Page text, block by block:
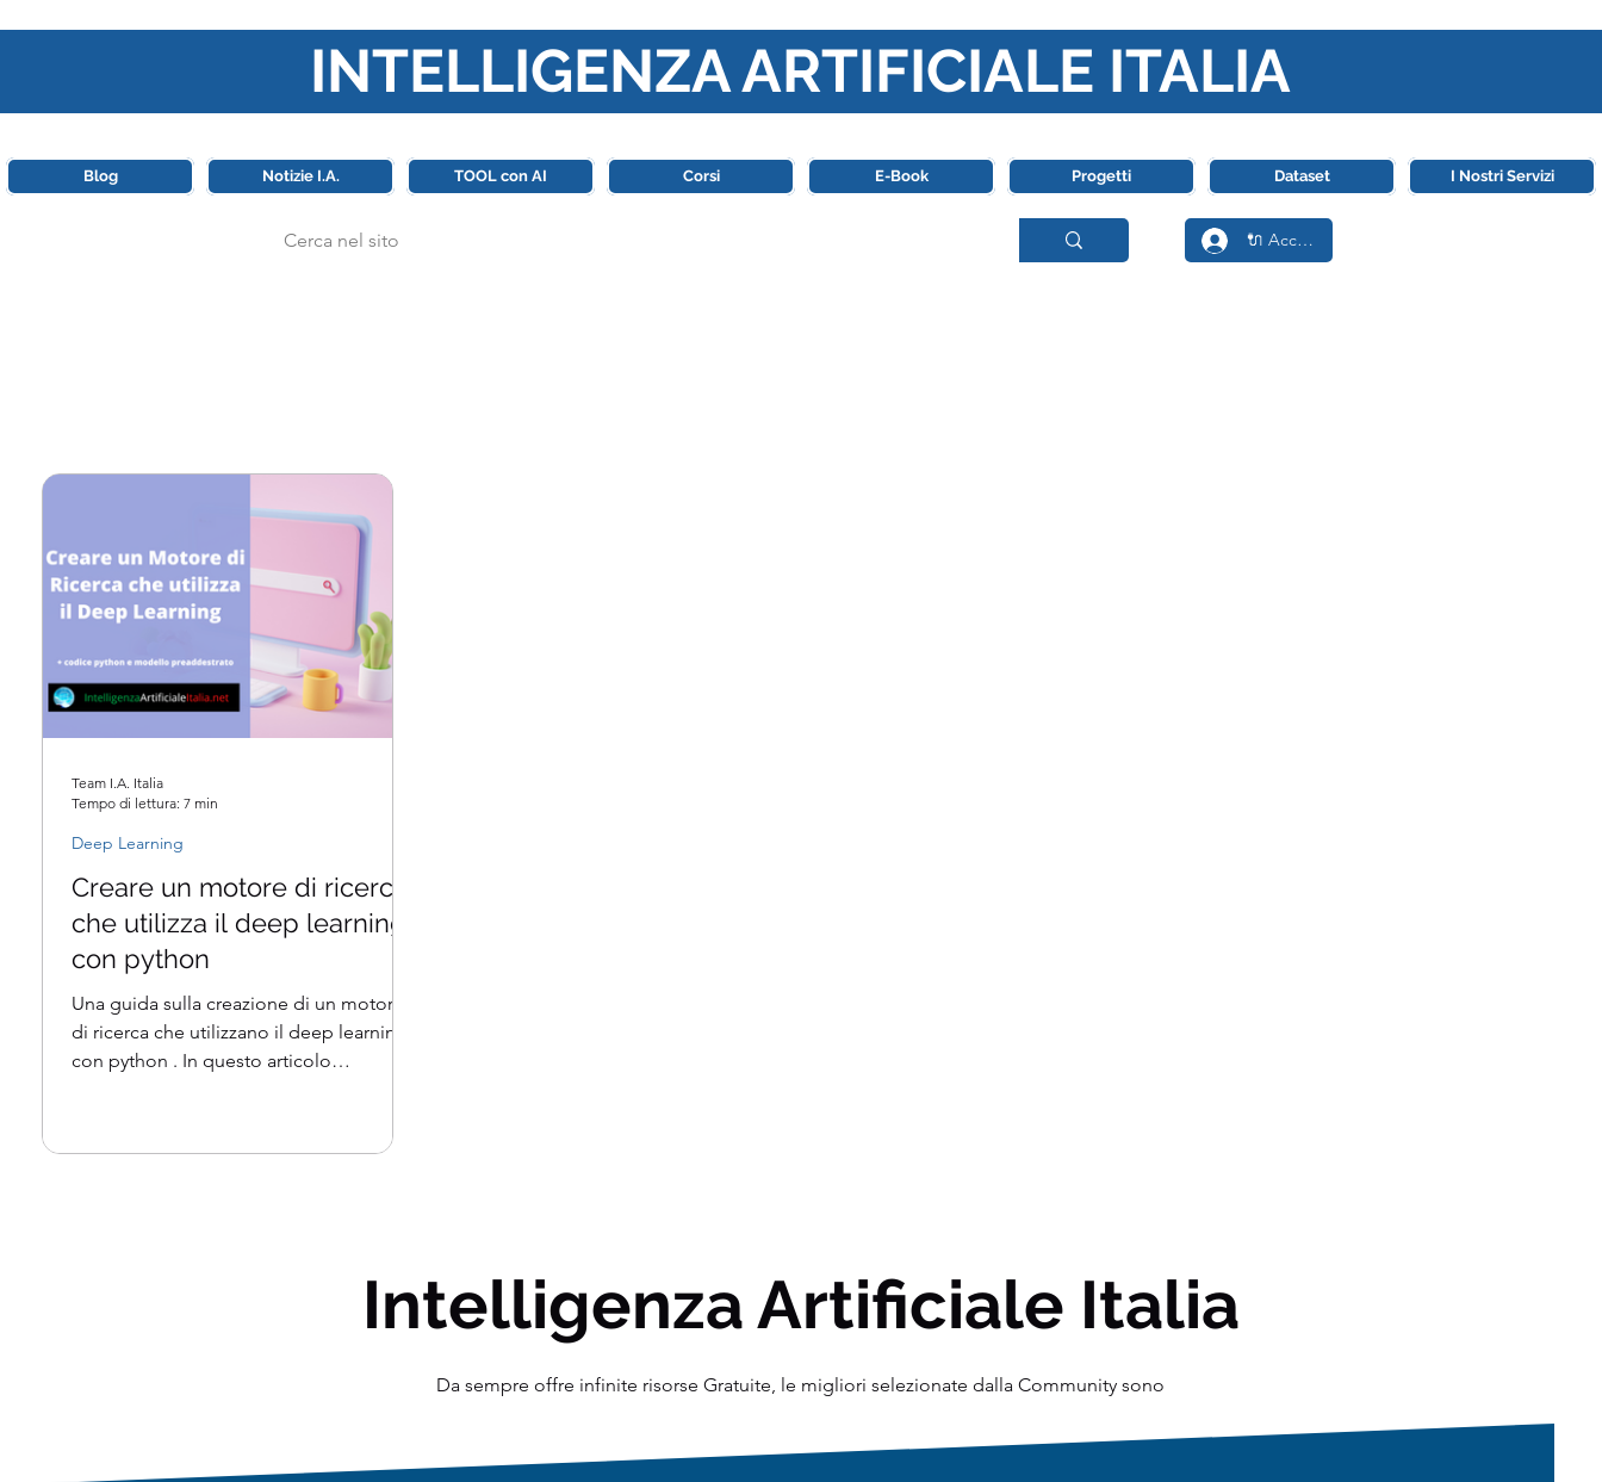
INTELLIGENZA ARTIFICIALE ITALIA
Blog Notizie I.A. TOOL con AI Corsi E-Book Progetti Dataset I Nostri Servizi
🔌 Accedi
Creare un motore di ricerca
che utilizza il deep learning
con python
Una guida sulla creazione di un motore
di ricerca che utilizzano il deep learning
con python . In questo articolo
Deep Learning
Team I.A. Italia
Tempo di lettura: 7 min
Intelligenza Artificiale Italia
Da sempre offre infinite risorse Gratuite, le migliori selezionate dalla Community sono